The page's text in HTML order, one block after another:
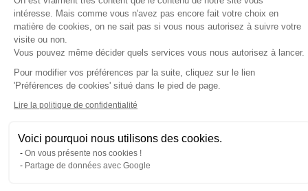
Mur / Façade
Toiture
Par gammes
intéresse. Mais comme vous n'avez pas encore fait votre choix en
matière de cookies, on ne sait pas si vous nous autorisez à suivre votre
visite ou non.
Vous pouvez même décider quels services vous nous autorisez à lancer.
Pour modifier vos préférences par la suite, cliquez sur le lien
'Préférences de cookies' situé dans le pied de page.
Lire la politique de confidentialité
Voici pourquoi nous utilisons des cookies.
On vous présente nos cookies !
Partage de données avec Google
Axeptio consent